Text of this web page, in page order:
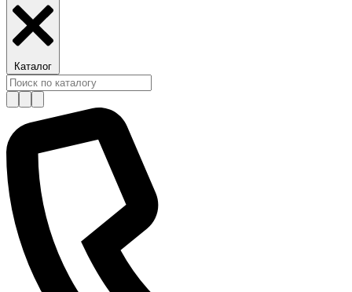
Каталог